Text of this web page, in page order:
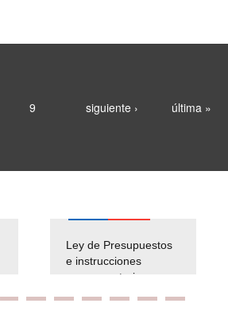
9 siguiente › última »
Ley de Presupuestos
e instrucciones
presuspuetarias